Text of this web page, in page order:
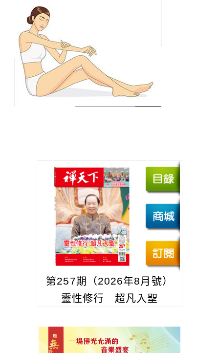
第257期（2026年8月號）
靈性修行 超凡入聖